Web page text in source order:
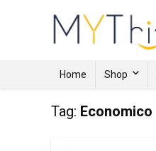
Home Shop
Tag: Economico